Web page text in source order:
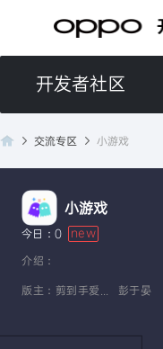
开发者社区
交流专区 小游戏
小游戏
今日：0 new
介绍：
版主： 彭于晏